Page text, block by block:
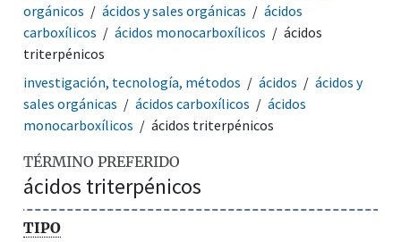
orgánicos
ácidos y sales orgánicas
ácidos
carboxílicos
ácidos monocarboxílicos
ácidos
triterpénicos
investigación, tecnología, métodos
ácidos
ácidos y
sales orgánicas
ácidos carboxílicos
ácidos
monocarboxílicos
ácidos triterpénicos
TÉRMINO PREFERIDO
ácidos triterpénicos
TIPO